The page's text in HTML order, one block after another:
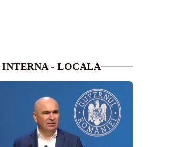
- LOCALA